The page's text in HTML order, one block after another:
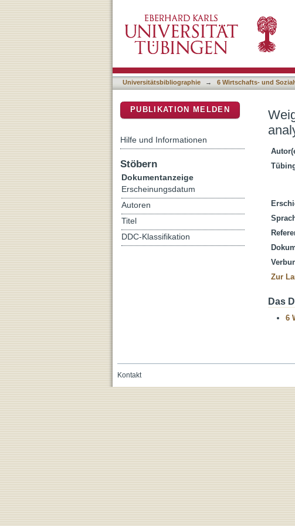
Universitätsbibliographie → 6 Wirtschafts- und
Zur
Das
6
PUBLIKATION MELDEN
Hilfe und Informationen
Stöbern
Dokumentanzeige
Erscheinungsdatum
Autoren
Titel
DDC-Klassifikation
Kontakt